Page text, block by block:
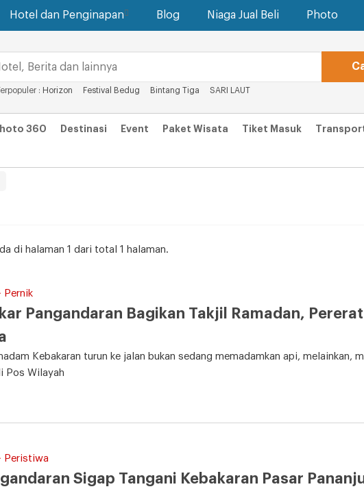
Hotel dan Penginapan Blog Niaga Jual Beli Photo
: Horizon Festival Bedug Bintang Tiga SARI LAUT
360 Destinasi Event Paket Wisata Tiket Masuk
di halaman 1 dari total 1 halaman.
Pernik
Pangandaran Bagikan Takjil Ramadan,
Kebakaran turun ke jalan bukan sedang memadamkan api, melainkan,
Pos Wilayah
Peristiwa
Sigap Tangani Kebakaran Pasar